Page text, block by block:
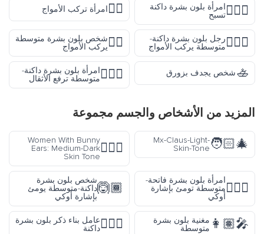
🏊🏿‍♀️امرأة بلون بشرة داكنة
تسبح
🏄‍♀️امرأة تركب الأمواج
🏄🏾‍♂️رجل بلون بشرة داكنة-
متوسطة يركب الأمواج
🏄🏽شخص بلون بشرة متوسطة
يركب الأمواج
🚣شخص يجدف بزورق 🏋🏾‍♀️امرأة بلون بشرة داكنة-
متوسطة ترفع الأثقال
المزيد من الأشخاص والجسم مجموعة
🧑🏻‍🎄
Mx-Claus-Light-
Skin-Tone
👯🏾‍♀️
Women With Bunny
Ears: Medium-Dark
Skin Tone
🙆🏼‍♀️
امرأة بلون بشرة فاتحة-
متوسطة تومئ بإشارة
أوكي
🙆🏾
شخص بلون بشرة
داكنة-متوسطة يومئ
بإشارة أوكي
👩🏽‍🎤 مغنية بلون بشرة
متوسطة
👷🏿‍♂️عامل بناء ذكر بلون بشرة
داكنة